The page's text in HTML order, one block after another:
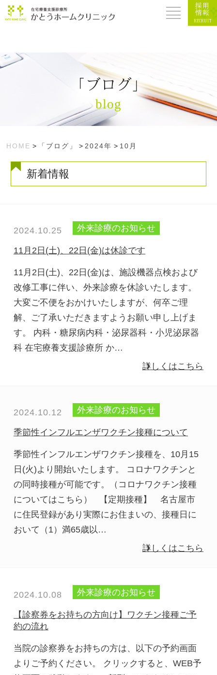
採用
情報
RECRUIT
「ブログ」
blog
HOME > 「ブログ」 > 2024年 > 10月
新着情報
2024.10.25 外来診療のお知らせ
11月2日(土)、22日(金)は休診です
11月2日(土)、22日(金)は、施設機器点検および
改修工事に伴い、外来診療を休診いたします。
大変ご不便をおかけいたしますが、何卒ご理
解、ご了承いただきますようお願い申し上げま
す。 内科・糖尿病内科・泌尿器科・小児泌尿器
科 在宅療養支援診療所 か…
詳しくはこちら
2024.10.12 外来診療のお知らせ
季節性インフルエンザワクチン接種について
季節性インフルエンザワクチン接種を、10月15
日(火)より開始いたします。 コロナワクチンと
の同時接種が可能です。（コロナワクチン接種
についてはこちら） 【定期接種】 名古屋市
に住民登録があり実際にお住まいの、接種日に
おいて（1）満65歳以…
詳しくはこちら
2024.10.08 外来診療のお知らせ
【診察券をお持ちの方向け】ワクチン接種ご予
約の流れ
当院の診察券をお持ちの方は、以下の予約画面
よりご予約ください。 クリックすると、WEB予